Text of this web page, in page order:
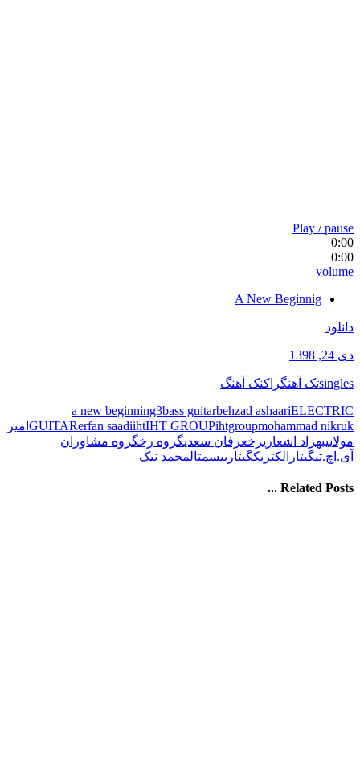
Play / pause
0:00
0:00
volume
A New Beginnig
دانلود
دی 24, 1398
singlesتک آهنگراکنک آهنگ
a new beginning3bass guitarbehzad ashaariELECTRIC
GUITARerfan saadiihtIHT GROUPihtgroupmohammad nikruk
امیر
مولاییبهزاد اشعاریرخعرفان سعدیگروه رخگروه مشاوران
آی.اچ.تیگیتارالکتریکگیتاربیسمتالمحمد نیک
Related Posts ...